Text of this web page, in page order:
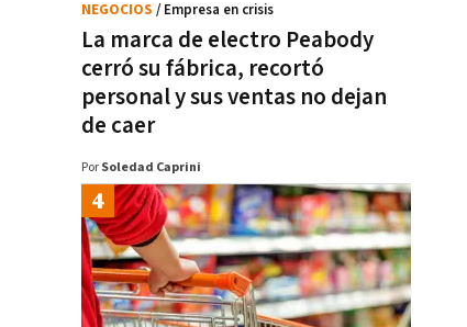
La marca de electro Peabody
cerró su fábrica, recortó
personal y sus ventas no dejan
de caer
NEGOCIOS / Empresa en crisis
Por Soledad Caprini